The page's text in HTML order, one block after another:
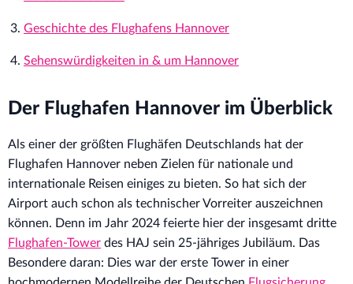
Geschichte des Flughafens Hannover
Sehenswürdigkeiten in & um Hannover
Der Flughafen Hannover im Überblick
Als einer der größten Flughäfen Deutschlands hat der
Flughafen Hannover neben Zielen für nationale und
internationale Reisen einiges zu bieten. So hat sich der
Airport auch schon als technischer Vorreiter auszeichnen
können. Denn im Jahr 2024 feierte hier der insgesamt dritte
Flughafen-Tower des HAJ sein 25-jähriges Jubiläum. Das
Besondere daran: Dies war der erste Tower in einer